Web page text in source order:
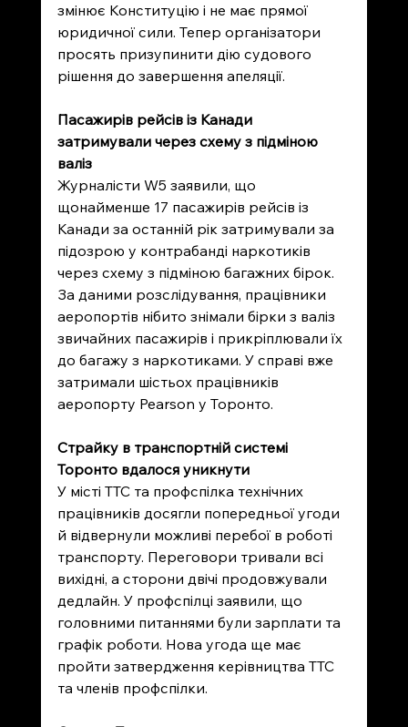
змінює Конституцію і не має прямої
юридичної сили. Тепер організатори
просять призупинити дію судового
рішення до завершення апеляції.
Пасажирів рейсів із Канади
затримували через схему з підміною
валіз
Журналісти W5 заявили, що
щонайменше 17 пасажирів рейсів із
Канади за останній рік затримували за
підозрою у контрабанді наркотиків
через схему з підміною багажних бірок.
За даними розслідування, працівники
аеропортів нібито знімали бірки з валіз
звичайних пасажирів і прикріплювали їх
до багажу з наркотиками. У справі вже
затримали шістьох працівників
аеропорту Pearson у Торонто.
Страйку в транспортній системі
Торонто вдалося уникнути
У місті TTC та профспілка технічних
працівників досягли попередньої угоди
й відвернули можливі перебої в роботі
транспорту. Переговори тривали всі
вихідні, а сторони двічі продовжували
дедлайн. У профспілці заявили, що
головними питаннями були зарплати та
графік роботи. Нова угода ще має
пройти затвердження керівництва TTC
та членів профспілки.